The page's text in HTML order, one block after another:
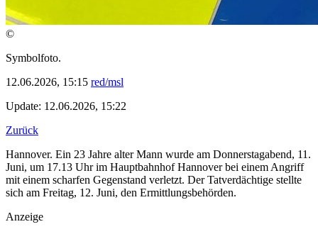
©
Symbolfoto.
12.06.2026, 15:15 red/msl
Update: 12.06.2026, 15:22
Zurück
Hannover. Ein 23 Jahre alter Mann wurde am Donnerstagabend, 11.
Juni, um 17.13 Uhr im Hauptbahnhof Hannover bei einem Angriff
mit einem scharfen Gegenstand verletzt. Der Tatverdächtige stellte
sich am Freitag, 12. Juni, den Ermittlungsbehörden.
Anzeige